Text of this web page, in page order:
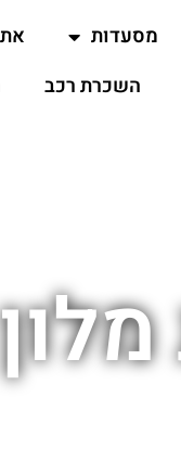
מסעדות
השכרת רכב